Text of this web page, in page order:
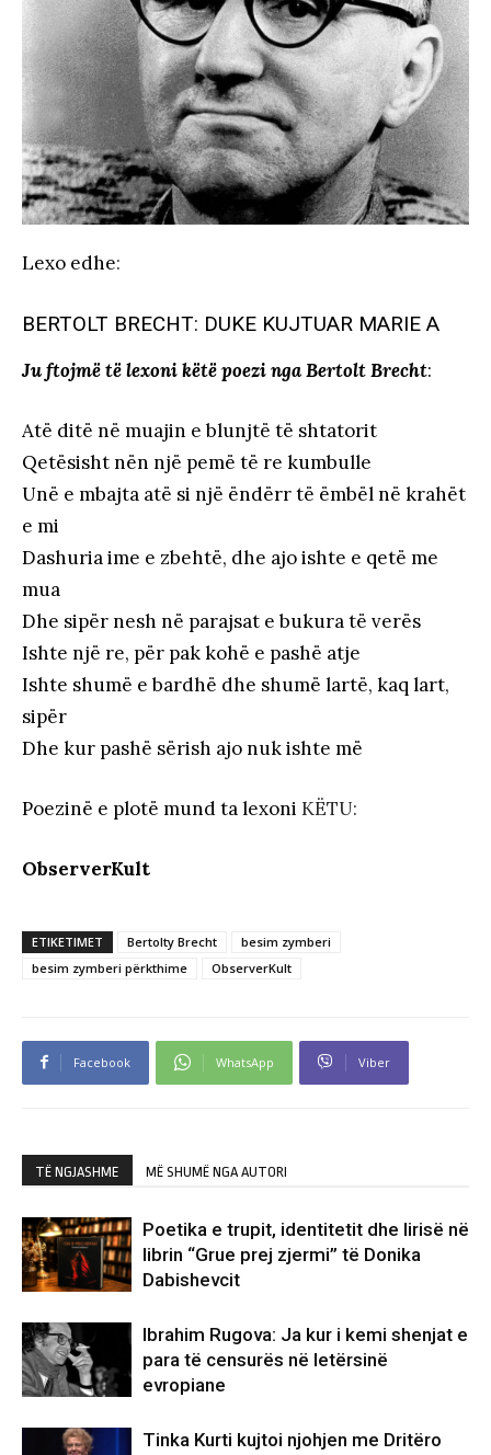
Lexo edhe:
BERTOLT BRECHT: DUKE KUJTUAR MARIE A
Ju ftojmë të lexoni këtë poezi nga Bertolt Brecht:
Atë ditë në muajin e blunjtë të shtatorit
Qetësisht nën një pemë të re kumbulle
Unë e mbajta atë si një ëndërr të ëmbël në krahët
e mi
Dashuria ime e zbehtë, dhe ajo ishte e qetë me
mua
Dhe sipër nesh në parajsat e bukura të verës
Ishte një re, për pak kohë e pashë atje
Ishte shumë e bardhë dhe shumë lartë, kaq lart,
sipër
Dhe kur pashë sërish ajo nuk ishte më
Poezinë e plotë mund ta lexoni KËTU:
ObserverKult
ETIKETIMET Bertolty Brecht
besim zymberi
besim zymberi përkthime
ObserverKult
Facebook WhatsApp Viber
TË NGJASHME MË SHUMË NGA AUTORI
Poetika e trupit, identitetit dhe lirisë në
librin “Grue prej zjermi” të Donika
Dabishevcit
Ibrahim Rugova: Ja kur i kemi shenjat e
para të censurës në letërsinë
evropiane
Tinka Kurti kujtoi njohjen me Dritëro